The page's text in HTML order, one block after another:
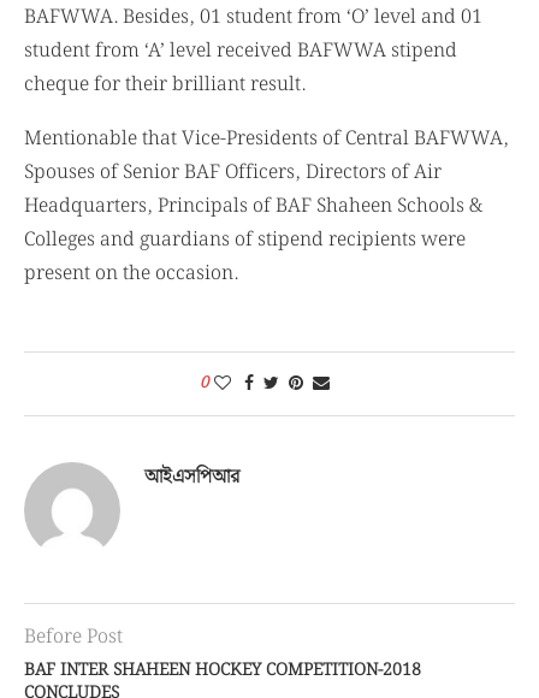
BAFWWA. Besides, 01 student from ‘O’ level and 01
student from ‘A’ level received BAFWWA stipend
cheque for their brilliant result.
Mentionable that Vice-Presidents of Central BAFWWA,
Spouses of Senior BAF Officers, Directors of Air
Headquarters, Principals of BAF Shaheen Schools &
Colleges and guardians of stipend recipients were
present on the occasion.
0
আইএসপিআর
Before Post
BAF INTER SHAHEEN HOCKEY COMPETITION-2018